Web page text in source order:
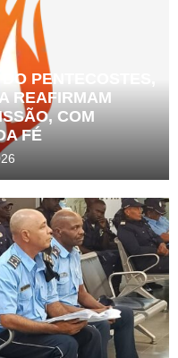
PENTECOSTES,
REAFIRMAM
COM
FÉ